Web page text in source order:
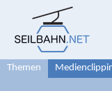
Themen